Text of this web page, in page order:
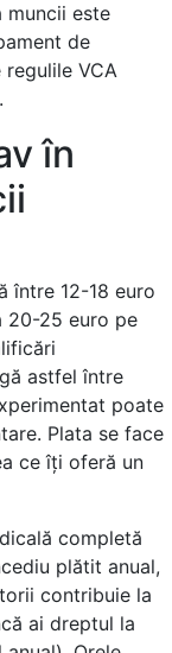
muncii este
de
VCA
în
între 12-18 euro
20-25 euro pe
astfel între
poate
Plata se face
ce îți oferă un
completă
plătit anual,
contribuie la
ai dreptul la